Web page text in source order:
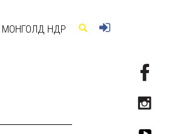
МОНГОЛД ӨНӨӨДӨР